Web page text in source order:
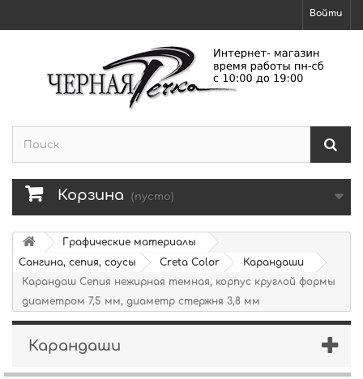
Войти
Корзина (пусто)
Графические материалы
Сангина, сепия, соусы
Creta Color
Карандаши
Карандаш Сепия нежирная темная, корпус круглой формы
диаметром 7,5 мм, диаметр стержня 3,8 мм
Карандаши